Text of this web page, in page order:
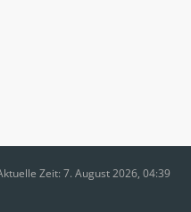
Zeit: 7. August 2026, 04:39